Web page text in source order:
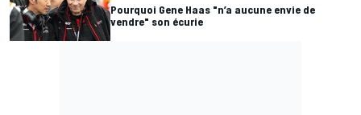
Pourquoi Gene Haas "n’a aucune envie de
vendre" son écurie